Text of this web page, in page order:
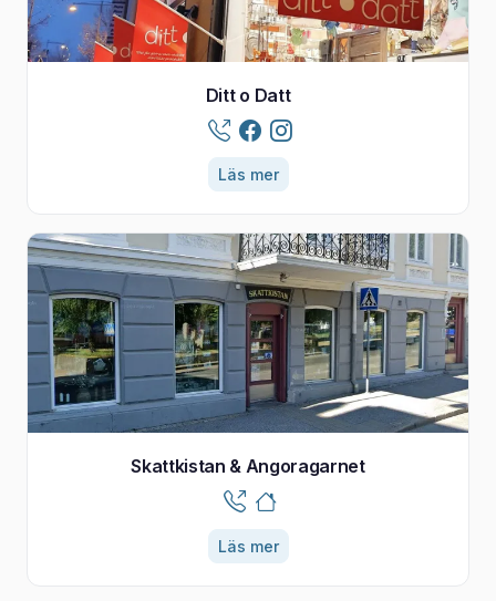
Ditt o Datt
Läs mer
Skattkistan & Angoragarnet
Läs mer